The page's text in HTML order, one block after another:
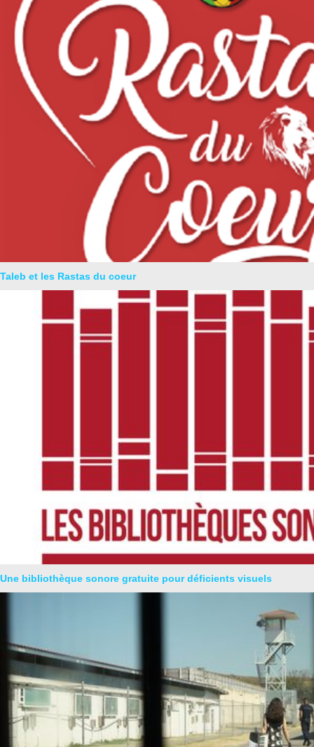
Taleb et les Rastas du coeur
Une bibliothèque sonore gratuite pour déficients visuels